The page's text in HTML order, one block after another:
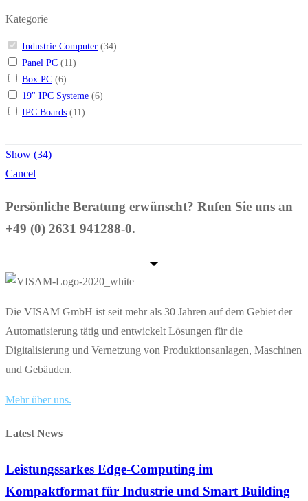
Kategorie
Industrie Computer (34)
Panel PC (11)
Box PC (6)
19" IPC Systeme (6)
IPC Boards (11)
Show (34)
Cancel
Persönliche Beratung erwünscht? Rufen Sie uns an
+49 (0) 2631 941288-0.
Die VISAM GmbH ist seit mehr als 30 Jahren auf dem Gebiet der
Automatisierung tätig und entwickelt Lösungen für die
Digitalisierung und Vernetzung von Produktionsanlagen, Maschinen
und Gebäuden.
Mehr über uns.
Latest News
Leistungssarkes Edge-Computing im
Kompaktformat für Industrie und Smart Building